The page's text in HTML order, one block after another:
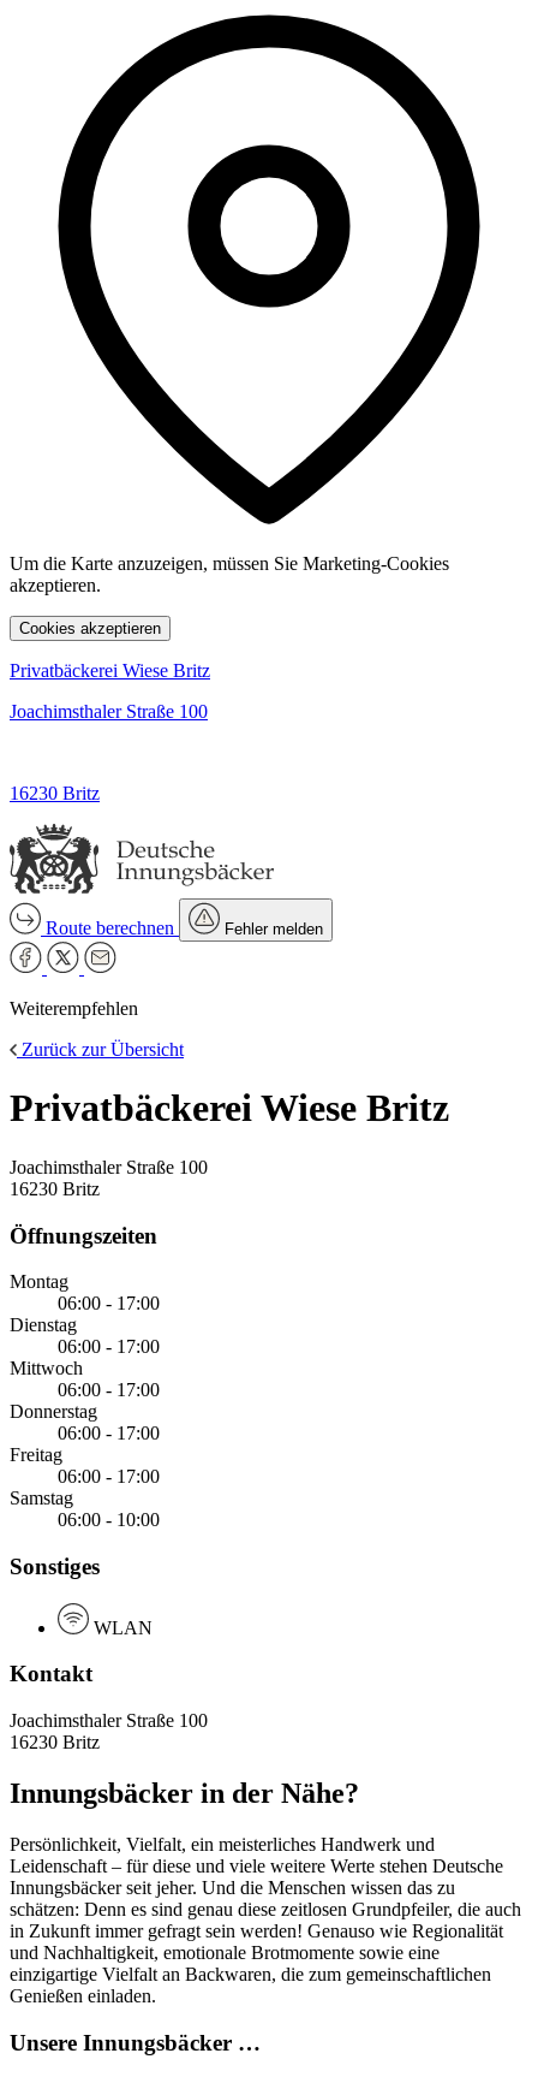
Um die Karte anzuzeigen, müssen Sie Marketing-Cookies
akzeptieren.
Cookies akzeptieren
Privatbäckerei Wiese Britz
Joachimsthaler Straße 100
16230 Britz
Route berechnen Fehler melden
Weiterempfehlen
Zurück zur Übersicht
Privatbäckerei Wiese Britz
Joachimsthaler Straße 100
16230 Britz
Öffnungszeiten
Montag
06:00 - 17:00
Dienstag
06:00 - 17:00
Mittwoch
06:00 - 17:00
Donnerstag
06:00 - 17:00
Freitag
06:00 - 17:00
Samstag
06:00 - 10:00
Sonstiges
WLAN
Kontakt
Joachimsthaler Straße 100
16230 Britz
Innungsbäcker in der Nähe?
Persönlichkeit, Vielfalt, ein meisterliches Handwerk und
Leidenschaft – für diese und viele weitere Werte stehen Deutsche
Innungsbäcker seit jeher. Und die Menschen wissen das zu
schätzen: Denn es sind genau diese zeitlosen Grundpfeiler, die auch
in Zukunft immer gefragt sein werden! Genauso wie Regionalität
und Nachhaltigkeit, emotionale Brotmomente sowie eine
einzigartige Vielfalt an Backwaren, die zum gemeinschaftlichen
Genießen einladen.
Unsere Innungsbäcker …